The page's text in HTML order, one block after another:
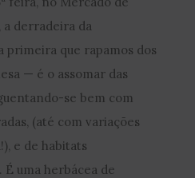
derradeira da
primeira que rapamos dos
— é o assomar das
se bem com
(até com variações
e de habitats
uma herbácea de